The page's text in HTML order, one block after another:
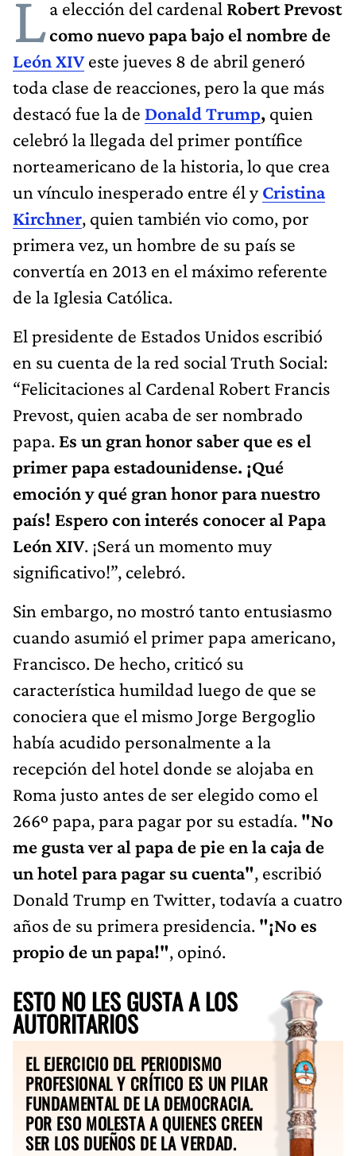
La elección del cardenal Robert Prevost
como nuevo papa bajo el nombre de
León XIVeste jueves 8 de abril generó
toda clase de reacciones, pero la que más
destacó fue la de Donald Trump, quien
celebró la llegada del primer pontífice
norteamericano de la historia, lo que crea
un vínculo inesperado entre él yCristina
Kirchner, quien también vio como, por
primera vez, un hombre de su país se
convertía en 2013 en el máximo referente
de la Iglesia Católica.
El presidente de Estados Unidos escribió
en su cuenta de la red social Truth Social:
“Felicitaciones al Cardenal Robert Francis
Prevost, quien acaba de ser nombrado
papa. Es un gran honor saber que es el
primer papa estadounidense. ¡Qué
emoción y qué gran honor para nuestro
país! Espero con interés conocer al Papa
León XIV. ¡Será un momento muy
significativo!”, celebró.
Sin embargo, no mostró tanto entusiasmo
cuando asumió el primer papa americano,
Francisco. De hecho, criticó su
característica humildad luego de que se
conociera que el mismo Jorge Bergoglio
había acudido personalmente a la
recepción del hotel donde se alojaba en
Roma justo antes de ser elegido como el
266º papa, para pagar por su estadía. "No
me gusta ver al papa de pie en la caja de
un hotel para pagar su cuenta", escribió
Donald Trump en Twitter, todavía a cuatro
años de su primera presidencia. "¡No es
propio de un papa!", opinó.
ESTO NO LES GUSTA A LOS
AUTORITARIOS
EL EJERCICIO DEL PERIODISMO
PROFESIONAL Y CRÍTICO ES UN PILAR
FUNDAMENTAL DE LA DEMOCRACIA.
POR ESO MOLESTA A QUIENES CREEN
SER LOS DUEÑOS DE LA VERDAD.